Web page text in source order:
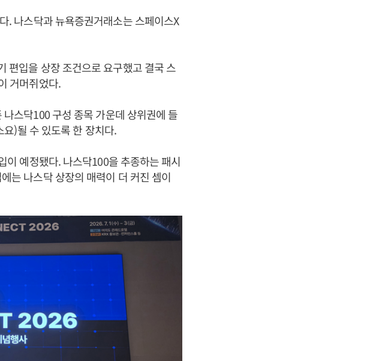
. 나스닥과 뉴욕증권거래소는 스페이스X
편입을 상장 조건으로 요구했고 결국 스
거머쥐었다.
스닥100 구성 종목 가운데 상위권에 들
)될 수 있도록 한 장치다.
이 예정됐다. 나스닥100을 추종하는 패시
는 나스닥 상장의 매력이 더 커진 셈이